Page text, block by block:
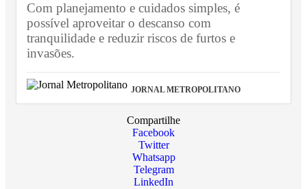
Com planejamento e cuidados simples, é
possível aproveitar o descanso com
tranquilidade e reduzir riscos de furtos e
invasões.
JORNAL METROPOLITANO
Compartilhe
Facebook
Twitter
Whatsapp
Telegram
LinkedIn